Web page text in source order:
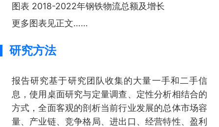
图表 2018-2022年钢铁物流总额及增长
更多图表见正文……
研究方法
报告研究基于研究团队收集的大量一手和二手信
息，使用桌面研究与定量调查、定性分析相结合的
方式，全面客观的剖析当前行业发展的总体市场容
量、产业链、竞争格局、进出口、经营特性、盈利